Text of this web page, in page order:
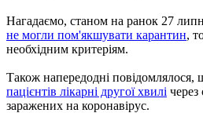
Нагадаємо, станом на ранок 27
не могли пом'якшувати карантин,
необхідним критеріям.
Також напередодні повідомлялося,
пацієнтів лікарні другої хвилі через
заражених на коронавірус.